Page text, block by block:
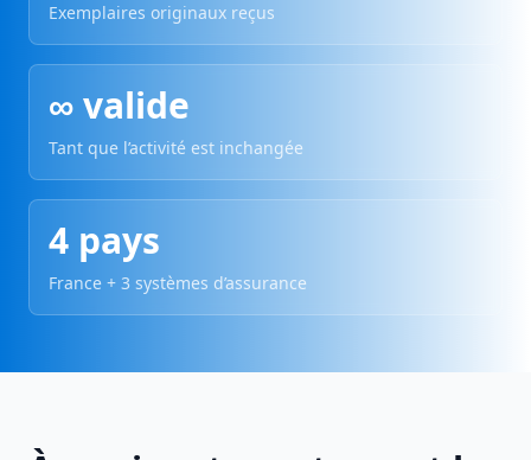
Exemplaires originaux reçus
∞ valide
Tant que l’activité est inchangée
4 pays
France + 3 systèmes d’assurance